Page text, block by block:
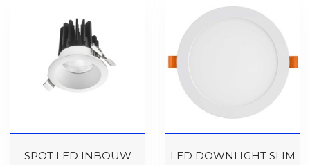
SPOT LED INBOUW
LED DOWNLIGHT SLIM